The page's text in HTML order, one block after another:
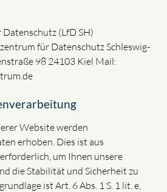
(LfD SH)
für Datenschutz Schleswig-
98 24103 Kiel Mail:
Website werden
erhoben. Dies ist aus
um Ihnen unsere
die Stabilität und Sicherheit zu
ist Art. 6 Abs. 1 S. 1 lit. e,